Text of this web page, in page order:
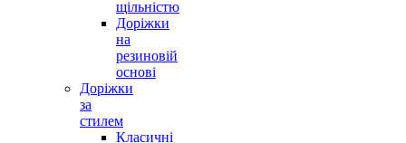
щільністю
Доріжки
на
резиновій
основі
Доріжки
за
стилем
Класичні